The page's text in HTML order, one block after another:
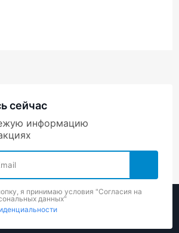
сейчас
информацию
я принимаю условия "Cогласия на
данных"